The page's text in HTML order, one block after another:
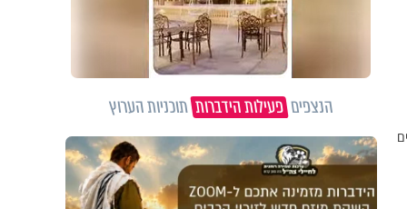
הנצפיםפעילות הידברותתוכניות הערוץ